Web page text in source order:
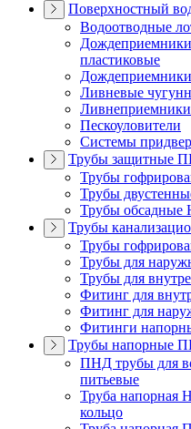
Поверхностный
Водоотводные
пластиковые
Ливневые
Пескоуловители
Системы
Трубы
Трубы
Трубы
Трубы
Трубы
Трубы
Трубы для
Трубы для
Фитинг для
Фитинг для
Фитинги
Трубы
ПНД трубы для
питьевые
Труба напорная
кольцо